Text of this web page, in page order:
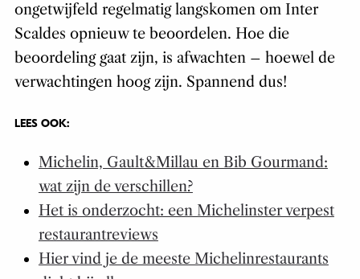
ongetwijfeld regelmatig langskomen om Inter
Scaldes opnieuw te beoordelen. Hoe die
beoordeling gaat zijn, is afwachten – hoewel de
verwachtingen hoog zijn. Spannend dus!
LEES OOK:
Michelin, Gault&Millau en Bib Gourmand:
wat zijn de verschillen?
Het is onderzocht: een Michelinster verpest
restaurantreviews
Hier vind je de meeste Michelinrestaurants